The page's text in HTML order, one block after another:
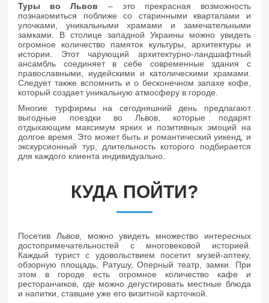
Туры во Львов – это прекрасная возможность
познакомиться поближе со старинными кварталами и
улочками, уникальными храмами и замечательными
замками. В столице западной Украины можно увидеть
огромное количество памяток культуры, архитектуры и
истории. Этот чарующий архитектурно-ландшафтный
ансамбль соединяет в себе современные здания с
православными, иудейскими и католическими храмами.
Следует также вспомнить и о бесконечном запахе кофе,
который создает уникальную атмосферу в городе.
Многие турфирмы на сегодняшний день предлагают
выгодные поездки во Львов, которые подарят
отдыхающим максимум ярких и позитивных эмоций на
долгое время. Это может быть и романтический уикенд, и
экскурсионный тур, длительность которого подбирается
для каждого клиента индивидуально.
КУДА ПОЙТИ?
Посетив Львов, можно увидеть множество интересных
достопримечательностей с многовековой историей.
Каждый турист с удовольствием посетит музей-аптеку,
обзорную площадь, Ратушу, Оперный театр, замки. При
этом в городе есть огромное количество кафе и
ресторанчиков, где можно дегустировать местные блюда
и напитки, ставшие уже его визитной карточкой.